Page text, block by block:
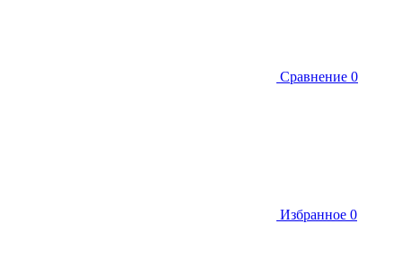
Сравнение 0
Избранное 0